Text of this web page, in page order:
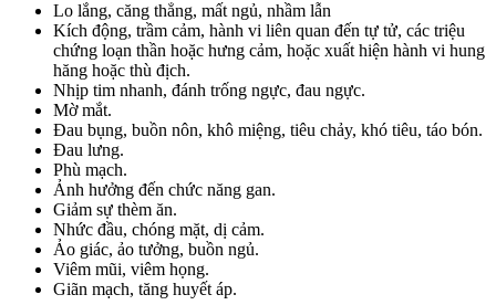
Lo lắng, căng thẳng, mất ngủ, nhầm lẫn
Kích động, trầm cảm, hành vi liên quan đến tự tử, các triệu
chứng loạn thần hoặc hưng cảm, hoặc xuất hiện hành vi hung
hăng hoặc thù địch.
Nhịp tim nhanh, đánh trống ngực, đau ngực.
Mờ mắt.
Đau bụng, buồn nôn, khô miệng, tiêu chảy, khó tiêu, táo bón.
Đau lưng.
Phù mạch.
Ảnh hưởng đến chức năng gan.
Giảm sự thèm ăn.
Nhức đầu, chóng mặt, dị cảm.
Ảo giác, ảo tưởng, buồn ngủ.
Viêm mũi, viêm họng.
Giãn mạch, tăng huyết áp.